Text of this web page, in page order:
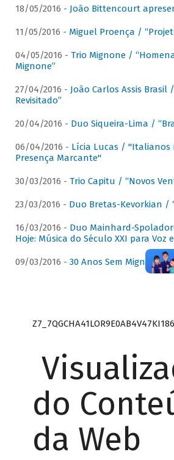
18/05/2016 - João Bittencourt
11/05/2016 - Miguel Proença /
04/05/2016 - Trio Mignone /
Mignone”
27/04/2016 - João Carlos Assis Brasil
Revisitado”
20/04/2016 - Duo Siqueira-Lima /
06/04/2016 - Lícia Lucas / "Italianos
Presença Marcante"
30/03/2016 - Trio Capitu / “Novos
23/03/2016 - Duo Bretas-Kevorkian /
16/03/2016 - Duo Mainhard-
Hoje: Música do Século XXI para Voz
09/03/2016 - 30 Anos Sem Mignone
do
da Web